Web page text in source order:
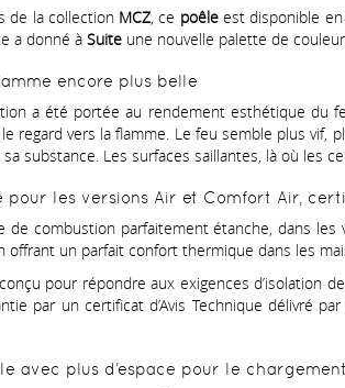
de la collection MCZ, ce poêleest disponible
a donné à Suite une nouvelle palette de
encore plus belle
a été portée au rendement esthétique du
regard vers la flamme. Le feu semble plus
substance. Les surfaces saillantes, là où
pour les versions Air et Comfort Air,
de combustion parfaitement étanche, dans les
un parfait confort thermique dans les
pour répondre aux exigences d’isolation
par un certificat d’Avis Technique délivré
avec plus d’espace pour le